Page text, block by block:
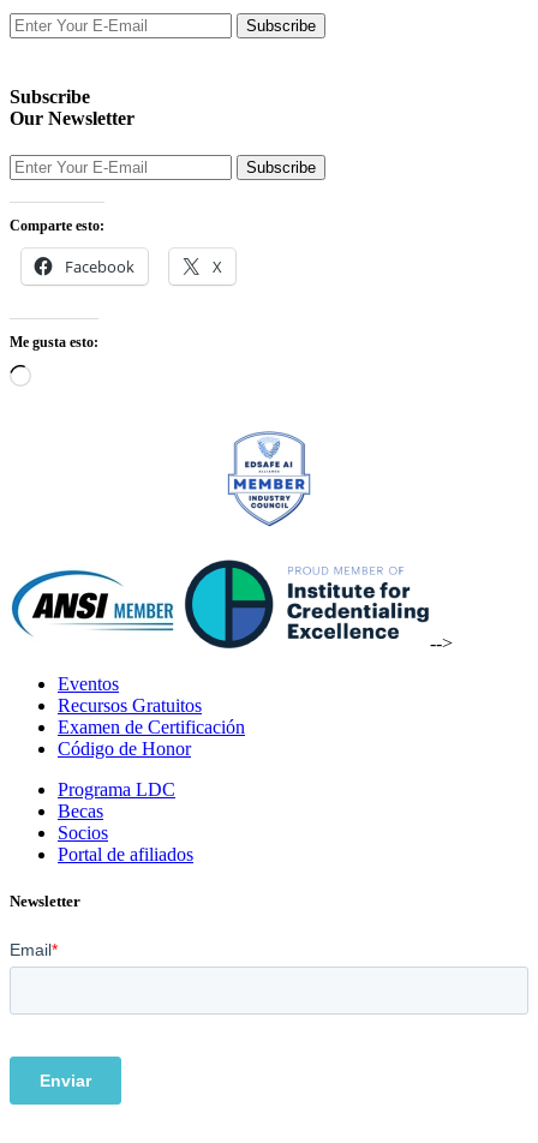
Subscribe
Subscribe
Our Newsletter
Subscribe
Comparte esto:
Facebook X
Me gusta esto:
-->
Eventos
Recursos Gratuitos
Examen de Certificación
Código de Honor
Programa LDC
Becas
Socios
Portal de afiliados
Newsletter